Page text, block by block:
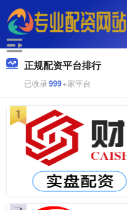
正规配资平台排行
已收录999+家平台